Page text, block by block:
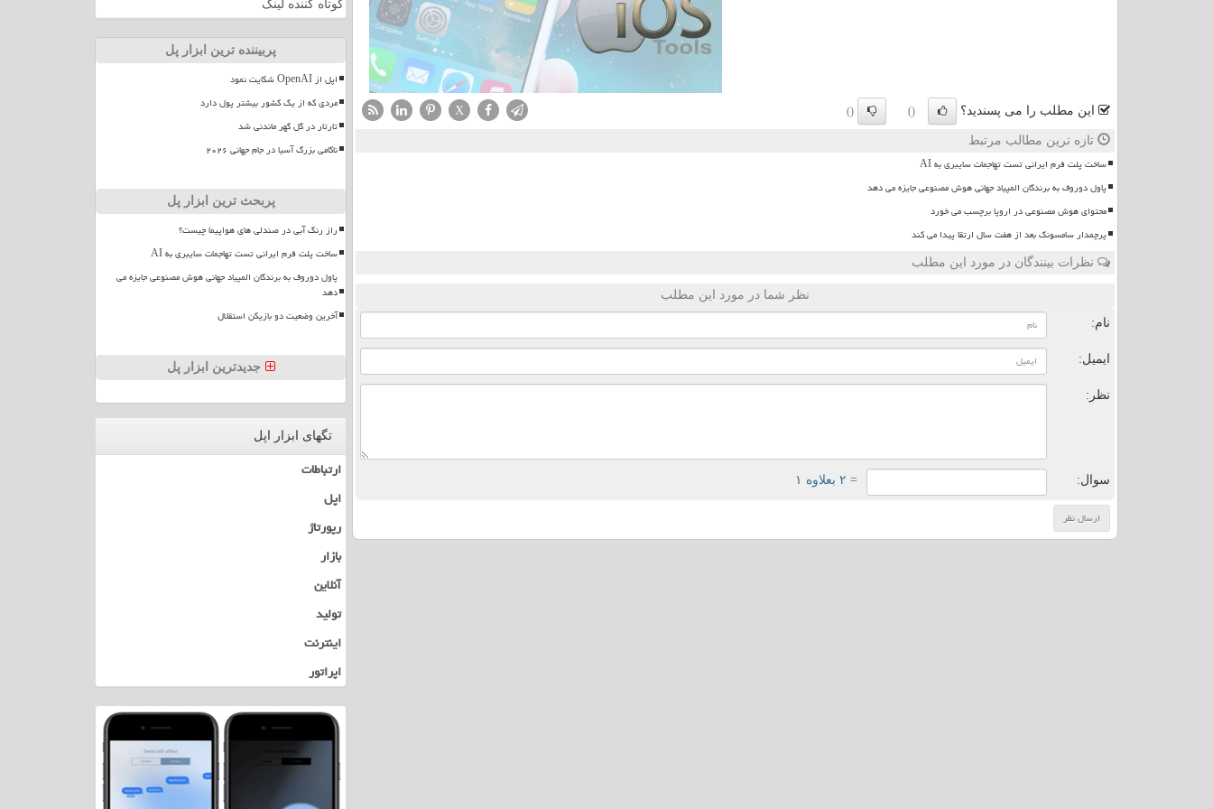
این مطلب را می پسندید؟ ()
()
X
تازه ترین مطالب مرتبط
ساخت پلت فرم ایرانی تست تهاجمات سایبری به AI
پاول دوروف به برندگان المپیاد جهانی هوش مصنوعی جایزه می دهد
محتوای هوش مصنوعی در اروپا برچسب می خورد
پرچمدار سامسونگ بعد از هفت سال ارتقا پیدا می کند
نظرات بینندگان در مورد این مطلب
نظر شما در مورد این مطلب
نام:
ایمیل:
نظر:
سوال: = ۲ بعلاوه ۱
کوتاه کننده لینک
پربیننده ترین ابزار پل
اپل از OpenAI شکایت نمود
مردی که از یک کشور بیشتر پول دارد
تارتار در گل گهر ماندنی شد
ناکامی بزرگ آسیا در جام جهانی ۲۰۲۶
پربحث ترین ابزار پل
راز رنگ آبی در صندلی های هواپیما چیست؟
ساخت پلت فرم ایرانی تست تهاجمات سایبری به AI
پاول دوروف به برندگان المپیاد جهانی هوش مصنوعی جایزه می
دهد
آخرین وضعیت دو بازیکن استقلال
جدیدترین ابزار پل
تگهای ابزار اپل
ارتباطات
اپل
رپورتاژ
بازار
آنلاین
تولید
اینترنت
اپراتور